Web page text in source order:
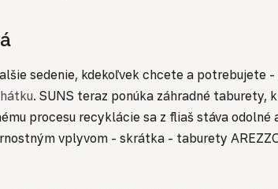
sedenie, kdekoľvek chcete a potrebujete -
. SUNS teraz ponúka záhradné taburety,
procesu recyklácie sa z fliaš stáva odolné
vplyvom - skrátka - taburety